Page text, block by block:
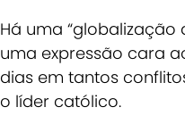
Há uma
uma expressão cara
dias em tantos
o líder católico.